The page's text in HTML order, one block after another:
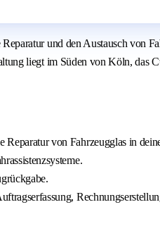
und den Austausch von
liegt im Süden von Köln,
von Fahrzeugglas in